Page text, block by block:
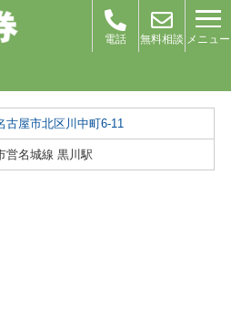
電話 無料相談 メニュー
古屋市北区川中町6-11
営名城線 黒川駅